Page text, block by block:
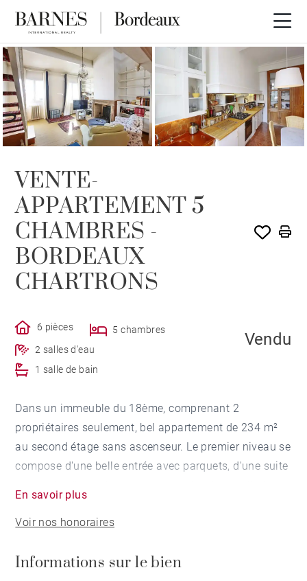
VENDU PAR BARNES
VENTE-
APPARTEMENT 5
CHAMBRES -
BORDEAUX
CHARTRONS
6 pièces
5 chambres
2 salles d'eau
1 salle de bain
Vendu
Dans un immeuble du 18ème, comprenant 2
propriétaires seulement, bel appartement de 234 m²
au second étage sans ascenseur. Le premier niveau se
compose d'une belle entrée avec parquets, d'une suite
manger et d'une cuisine fermée avec tomettes. Au
second, l'espace est dédié à 3 chambres, deux salles
est possible de transformer en terrasse. Travaux de
En savoir plus
Voir nos honoraires
Informations sur le bien